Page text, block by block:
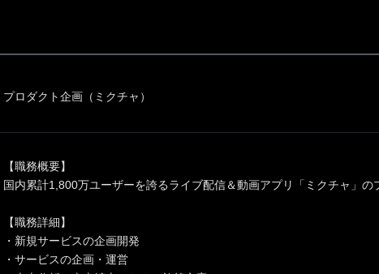
プロダクト企画（ミクチャ）
【職務概要】
国内累計1,800万ユーザーを誇るライブ配信＆動画アプリ「ミクチャ」の
【職務詳細】
・新規サービスの企画開発
・サービスの企画・運営